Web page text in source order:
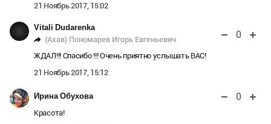
21 Ноябрь 2017, 15:02
Vitali Dudarenka
(Ахав) Пономарев Игорь Евгеньевич
0
ЖДАЛ!!! Спасибо !!! Очень приятно услышать ВАС!
21 Ноябрь 2017, 15:12
Ирина Обухова 0
Красота!